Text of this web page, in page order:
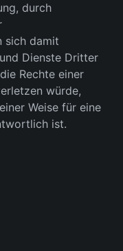
durch
sich damit
Dienste Dritter
Rechte einer
würde,
Weise für eine
ist.